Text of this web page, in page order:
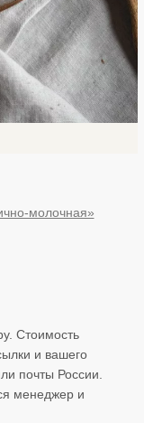
молочная»
Стоимость
и вашего
почты России.
менеджер и